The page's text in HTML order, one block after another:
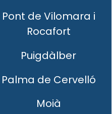
Pont de Vilomara i
Rocafort
Puigdàlber
Palma de Cervelló
Moià